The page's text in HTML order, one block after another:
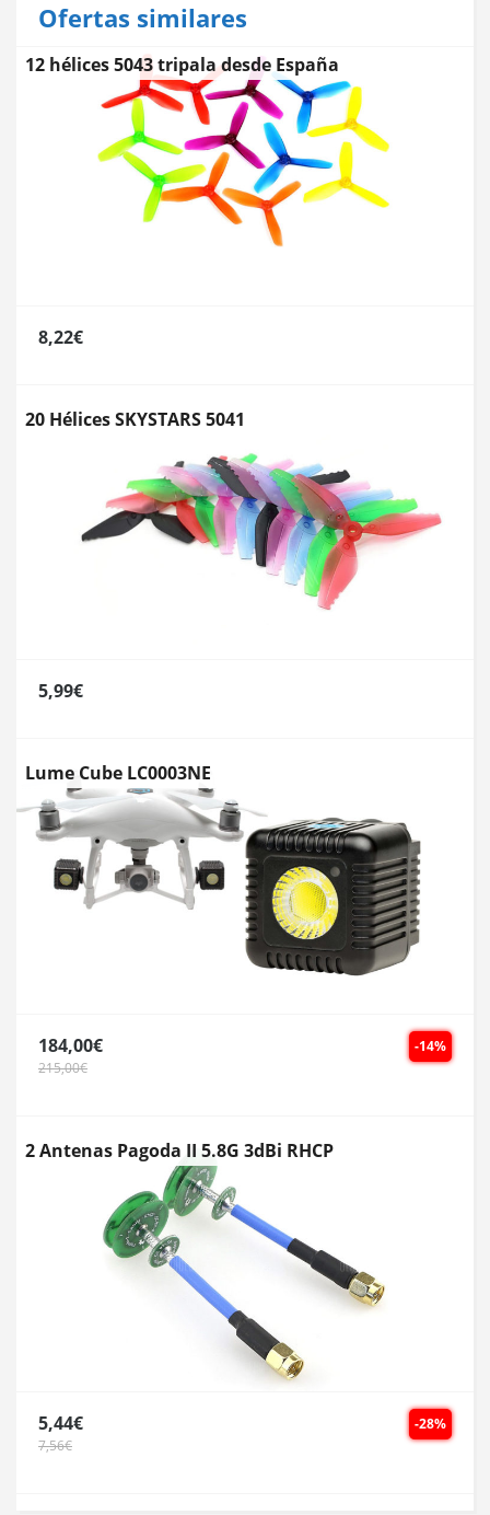
Ofertas similares
12 hélices 5043 tripala desde España
8,22€
20 Hélices SKYSTARS 5041
5,99€
Lume Cube LC0003NE
-14%
184,00€
215,00€
2 Antenas Pagoda II 5.8G 3dBi RHCP
-28%
5,44€
7,56€